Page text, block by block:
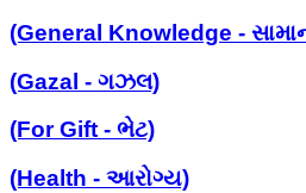
(General Knowledge -
(Gazal - ગઝલ)
(For Gift - ભેટ)
(Health - આરોગ્ય)